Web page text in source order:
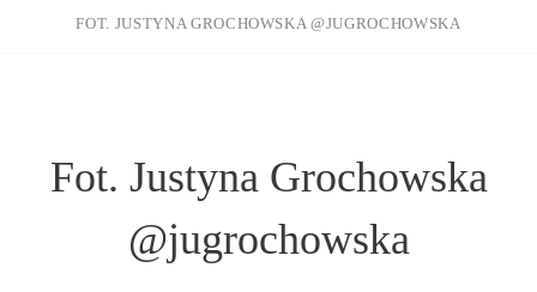
FOT. JUSTYNA GROCHOWSKA @JUGROCHOWSKA
Fot. Justyna Grochowska
@jugrochowska